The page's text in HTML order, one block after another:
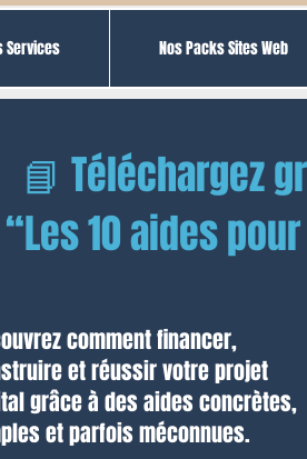
Services Nos Packs Sites Web
📘 Téléchargez
“Les 10 aides
comment financer,
et réussir votre projet
grâce à des aides concrètes,
et parfois méconnues.